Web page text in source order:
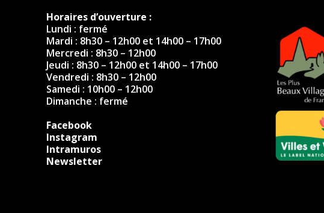
Horaires d’ouverture :
Lundi : fermé
Mardi : 8h30 – 12h00 et 14h00 – 17h00
Mercredi : 8h30 – 12h00
Jeudi : 8h30 – 12h00 et 14h00 – 17h00
Vendredi : 8h30 – 12h00
Samedi : 10h00 – 12h00
Dimanche : fermé
Facebook
Instagram
Intramuros
Newsletter